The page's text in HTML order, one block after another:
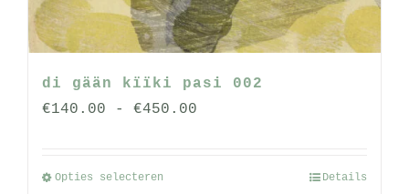
di gään kïïki pasi 002
€140.00 - €450.00
Opties selecteren Details